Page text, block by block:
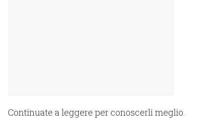
Continuate a leggere per conoscerli meglio.